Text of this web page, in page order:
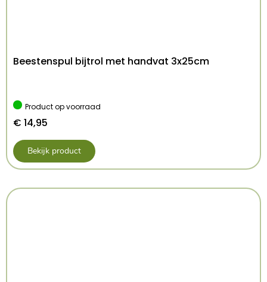
Beestenspul bijtrol met handvat 3x25cm
Product op voorraad
€ 14,95
Bekijk product